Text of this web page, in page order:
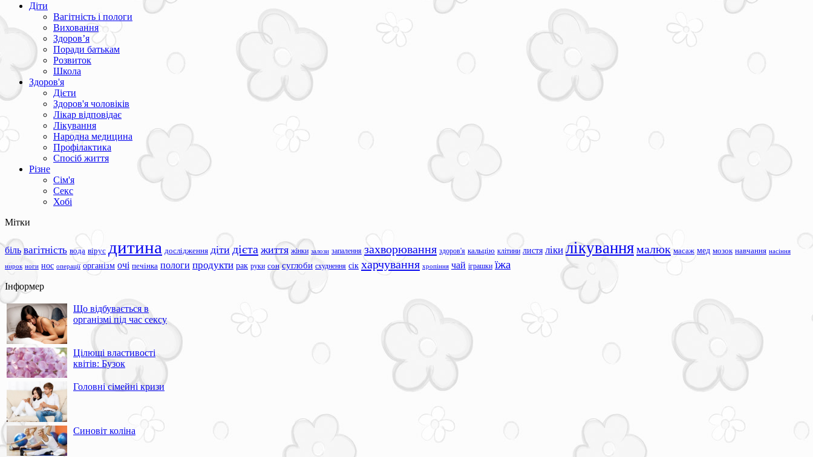
Діти
Вагітність і пологи
Виховання
Здоров’я
Поради батькам
Розвиток
Школа
Здоров'я
Дієти
Здоров'я чоловіків
Лікар відповідає
Лікування
Народна медицина
Профілактика
Спосіб життя
Різне
Сім'я
Секс
Хобі
Мітки
біль вагітність вода вірус дитина дослідження діти дієта життя жінки залози запалення захворювання здоров'я кальцію клітини листя ліки лікуваннямалюк масаж мед мозок навчання насіння
нирок ноги нос операції організм очі печінка пологи продукти рак руки сон суглоби схуднення сік харчування хропіння чай іграшки їжа
Інформер
Що відбувається в
організмі під час сексу
Цілющі властивості
квітів: Бузок
Головні сімейні кризи
Синовіт коліна